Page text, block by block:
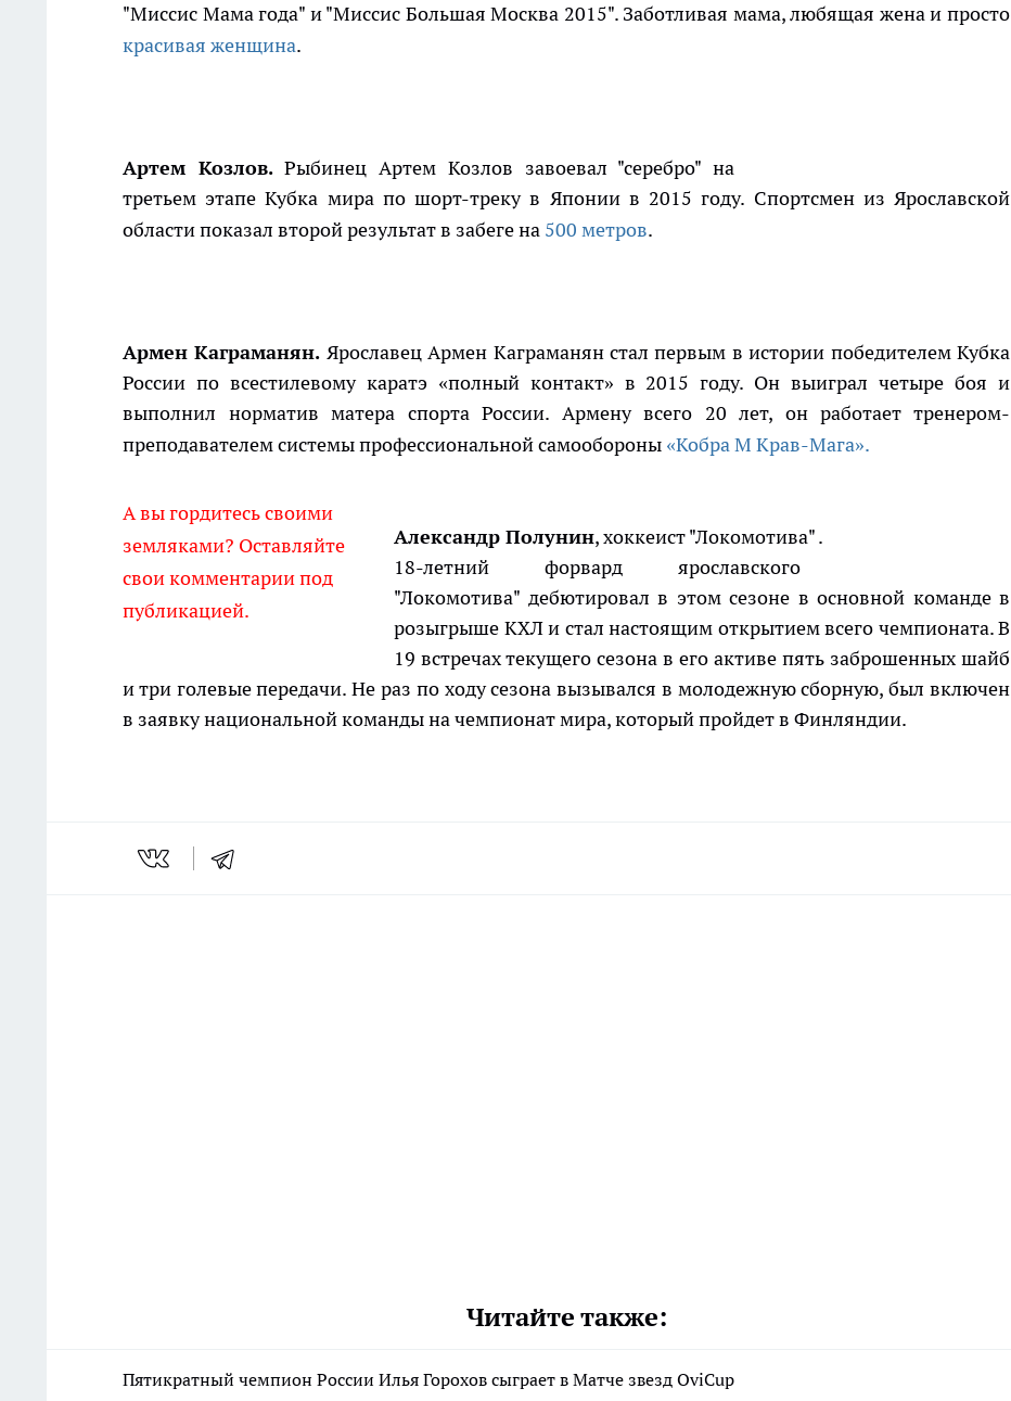
"Миссис Мама года" и "Миссис Большая Москва 2015". Заботливая мама, любящая жена и просто
красивая женщина.
Артем Козлов.Рыбинец Артем Козлов завоевал "серебро" на
третьем этапе Кубка мира по шорт-треку в Японии в 2015 году. Спортсмен из Ярославской
области показал второй результат в забеге на 500 метров.
Армен Каграманян. Ярославец Армен Каграманян стал первым в истории победителем Кубка
России по всестилевому каратэ «полный контакт» в 2015 году. Он выиграл четыре боя и
выполнил норматив матера спорта России. Армену всего 20 лет, он работает тренером-
преподавателем системы профессиональной самообороны «Кобра М Крав-Мага».
А вы гордитесь своими
земляками? Оставляйте
свои комментарии под
публикацией.
Александр Полунин, хоккеист "Локомотива" .
18-летний форвард ярославского
"Локомотива" дебютировал в этом сезоне в основной команде в
розыгрыше КХЛ и стал настоящим открытием всего чемпионата. В
19 встречах текущего сезона в его активе пять заброшенных шайб
и три голевые передачи. Не раз по ходу сезона вызывался в молодежную сборную, был включен
в заявку национальной команды на чемпионат мира, который пройдет в Финляндии.
Читайте также:
Пятикратный чемпион России Илья Горохов сыграет в Матче звезд OviCup